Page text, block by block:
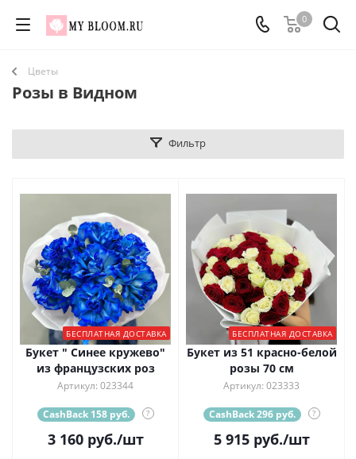
0
Цветы
Розы в Видном
Фильтр
БЕСПЛАТНАЯ ДОСТАВКА
Букет " Синее кружево"
из французских роз
Артикул: 023344
CashBack 158 руб. ?
3 160руб./шт
БЕСПЛАТНАЯ ДОСТАВКА
Букет из 51 красно-белой
розы 70 см
Артикул: 023333
CashBack 296 руб. ?
5 915руб./шт